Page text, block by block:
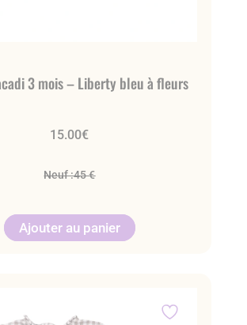
3 mois – Liberty bleu à fleurs
15.00€
Neuf :45 €
Ajouter au panier